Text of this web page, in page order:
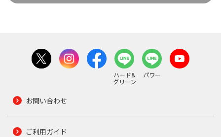
ハード&
グリーン
パワー
お問い合わせ
ご利用ガイド